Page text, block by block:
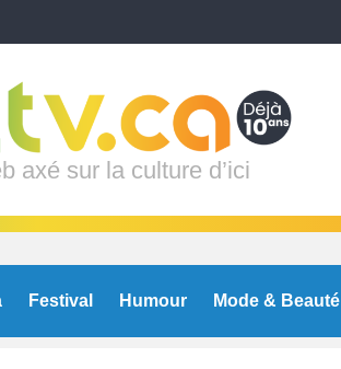
axé sur la culture d’ici
Festival Humour Mode & Beauté